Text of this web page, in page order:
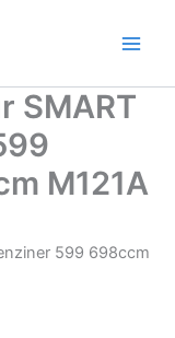
SMART
M121A
599 698ccm